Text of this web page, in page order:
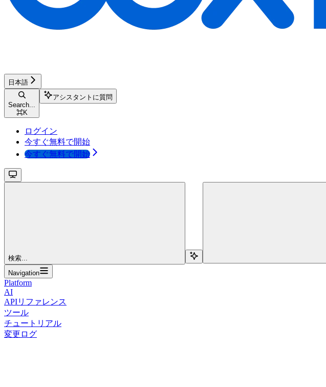
日本語
Search...
⌘K
アシスタントに質問
ログイン
今すぐ無料で開始
今すぐ無料で開始
検索...
Navigation
Platform
AI
APIリファレンス
ツール
チュートリアル
変更ログ